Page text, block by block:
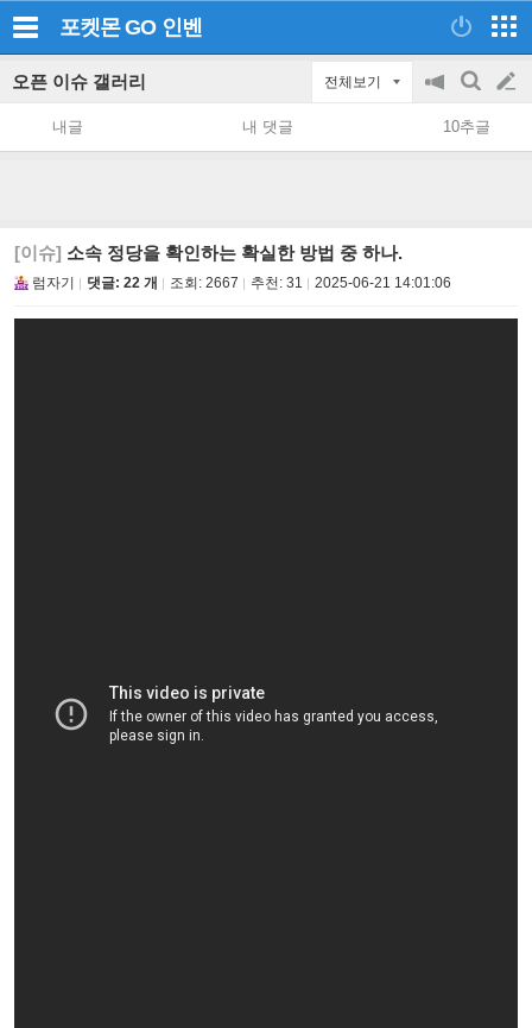
포켓몬 GO 인벤
오픈 이슈 갤러리 전체보기
공
지
on/off
검
색
글
쓰
내글 내 댓글 10추글
[이슈] 소속 정당을 확인하는 확실한 방법 중 하나.
럼자기 댓글: 22 개 조회: 2667 추천: 31 2025-06-21 14:01:06